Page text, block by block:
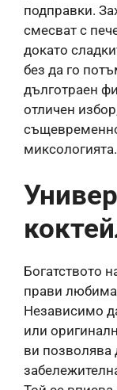
подправки.
смесват с
докато
без да го
дълготраен
отличен
миксологията.
Богатството
прави любима
Независимо
или
ви позволява